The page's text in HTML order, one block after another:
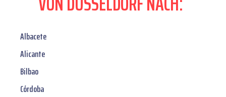
Albacete
Alicante
Bilbao
Córdoba